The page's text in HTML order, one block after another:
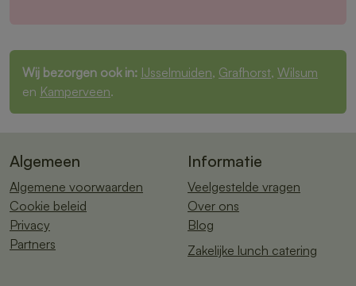
Wij bezorgen ook in: IJsselmuiden, Grafhorst, Wilsum
en Kamperveen.
Algemeen
Algemene voorwaarden
Cookie beleid
Privacy
Partners
Informatie
Veelgestelde vragen
Over ons
Blog
Zakelijke lunch catering